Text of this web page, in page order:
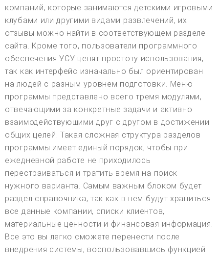
компаний, которые занимаются детскими игровыми
клубами или другими видами развлечений, их
отзывы можно найти в соответствующем разделе
сайта. Кроме того, пользователи программного
обеспечения УСУ ценят простоту использования,
так как интерфейс изначально был ориентирован
на людей с разным уровнем подготовки. Меню
программы представлено всего тремя модулями,
отвечающими за конкретные задачи и активно
взаимодействующими друг с другом в достижении
общих целей. Такая сложная структура разделов
программы имеет единый порядок, чтобы при
ежедневной работе не приходилось
перестраиваться и тратить время на поиск
нужного варианта. Самым важным блоком будет
раздел справочника, так как в нем будут храниться
все данные компании, списки клиентов,
материальные ценности и финансовая информация.
Все это вы легко сможете перенести после
внедрения системы, воспользовавшись функцией